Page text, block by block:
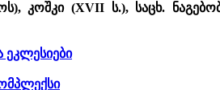
კოშკი (XVII ს.), საცხ.
ეკლესიები